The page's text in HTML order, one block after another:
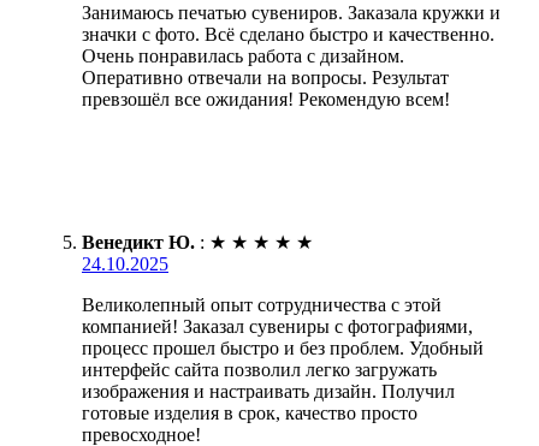
Занимаюсь печатью сувениров. Заказала кружки и
значки с фото. Всё сделано быстро и качественно.
Очень понравилась работа с дизайном.
Оперативно отвечали на вопросы. Результат
превзошёл все ожидания! Рекомендую всем!
Венедикт Ю. : ★ ★ ★ ★ ★
24.10.2025
Великолепный опыт сотрудничества с этой
компанией! Заказал сувениры с фотографиями,
процесс прошел быстро и без проблем. Удобный
интерфейс сайта позволил легко загружать
изображения и настраивать дизайн. Получил
готовые изделия в срок, качество просто
превосходное!